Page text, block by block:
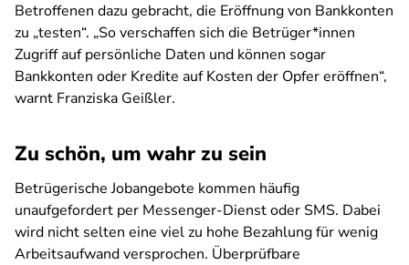
Betroffenen dazu gebracht, die Eröffnung von Bankkonten
zu „testen“. „So verschaffen sich die Betrüger*innen
Zugriff auf persönliche Daten und können sogar
Bankkonten oder Kredite auf Kosten der Opfer eröffnen“,
warnt Franziska Geißler.
Zu schön, um wahr zu sein
Betrügerische Jobangebote kommen häufig
unaufgefordert per Messenger-Dienst oder SMS. Dabei
wird nicht selten eine viel zu hohe Bezahlung für wenig
Arbeitsaufwand versprochen. Überprüfbare